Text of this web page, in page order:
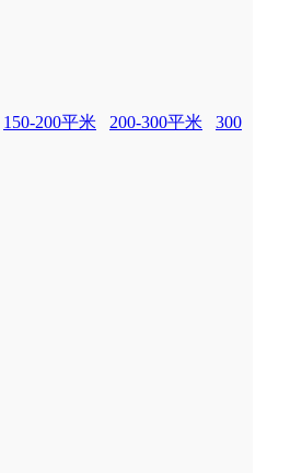
150-200平米 200-300平米
300